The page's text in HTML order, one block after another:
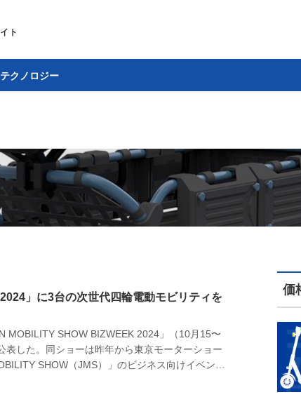
テクノロジー
」に3台の次世代四輪電動モビリティを
MOBILITY SHOW BIZWEEK 2024」（10月15〜
表した。同ショーは昨年から東京モーターショー
SHOW（JMS）」のビジネス向けイベント
「SUZU-CARGO」が出品されるという。 次世代
価